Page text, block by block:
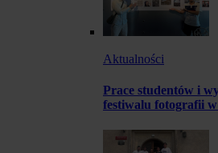
Aktualności
Prace studentów i
festiwalu fotografii